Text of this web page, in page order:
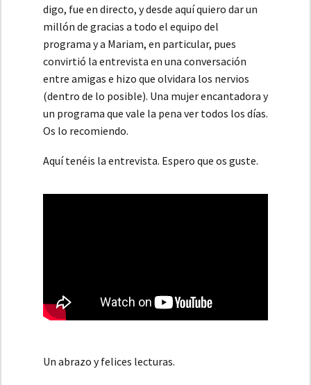
digo, fue en directo, y desde aquí quiero dar un
millón de gracias a todo el equipo del
programa y a Mariam, en particular, pues
convirtió la entrevista en una conversación
entre amigas e hizo que olvidara los nervios
(dentro de lo posible). Una mujer encantadora y
un programa que vale la pena ver todos los días.
Os lo recomiendo.
Aquí tenéis la entrevista. Espero que os guste.
Un abrazo y felices lecturas.